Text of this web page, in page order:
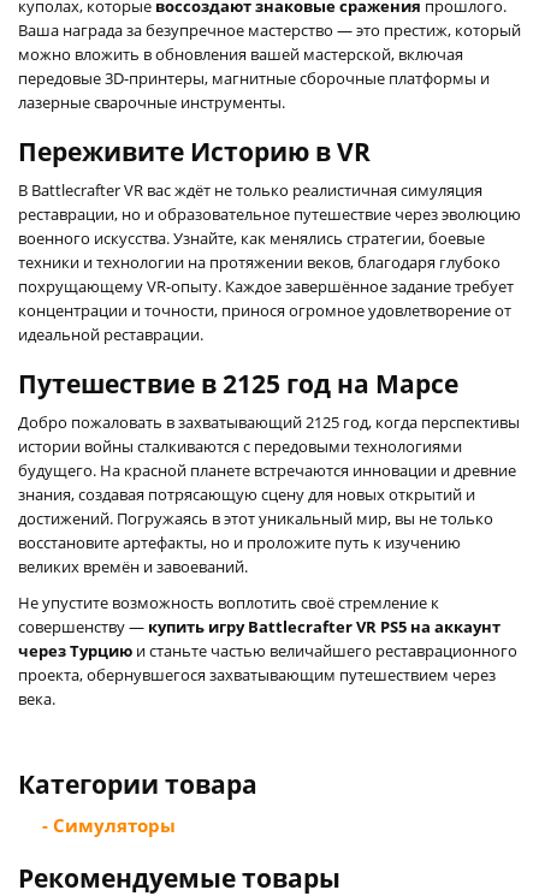
куполах, которые воссоздают знаковые сражения прошлого.
Ваша награда за безупречное мастерство — это престиж, который
можно вложить в обновления вашей мастерской, включая
передовые 3D-принтеры, магнитные сборочные платформы и
лазерные сварочные инструменты.
Переживите Историю в VR
В Battlecrafter VR вас ждёт не только реалистичная симуляция
реставрации, но и образовательное путешествие через эволюцию
военного искусства. Узнайте, как менялись стратегии, боевые
техники и технологии на протяжении веков, благодаря глубоко
похрущающему VR-опыту. Каждое завершённое задание требует
концентрации и точности, принося огромное удовлетворение от
идеальной реставрации.
Путешествие в 2125 год на Марсе
Добро пожаловать в захватывающий 2125 год, когда перспективы
истории войны сталкиваются с передовыми технологиями
будущего. На красной планете встречаются инновации и древние
знания, создавая потрясающую сцену для новых открытий и
достижений. Погружаясь в этот уникальный мир, вы не только
восстановите артефакты, но и проложите путь к изучению
великих времён и завоеваний.
Не упустите возможность воплотить своё стремление к
совершенству — купить игру Battlecrafter VR PS5 на аккаунт
через Турцию и станьте частью величайшего реставрационного
проекта, обернувшегося захватывающим путешествием через
века.
Категории товара
- Симуляторы
Рекомендуемые товары